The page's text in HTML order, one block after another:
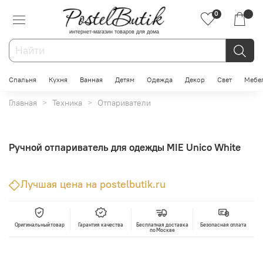
интернет-магазин товаров для дома
0
Спальня Кухня Ванная Детям Одежда Декор Свет
Главная Техника Отпариватели
Ручной отпариватель для одежды MIE Unico White
Лучшая цена на postelbutik.ru
Оригинальный товар Гарантия качества
Бесплатная доставка
по Москве
Безопасная оплата